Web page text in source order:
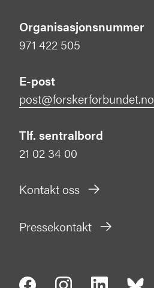
Organisasjonsnummer
971 422 505
E-post
post@forskerforbundet.no
Tlf. sentralbord
21 02 34 00
Kontakt oss
Pressekontakt